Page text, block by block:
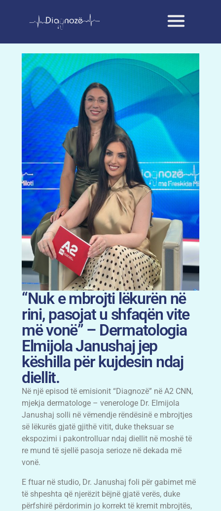
“Nuk e mbrojti lëkurën në
rini, pasojat u shfaqën vite
më vonë” – Dermatologia
Elmijola Janushaj jep
këshilla për kujdesin ndaj
diellit.
Në një episod të emisionit “Diagnozë” në A2 CNN,
mjekja dermatologe – venerologe Dr. Elmijola
Janushaj solli në vëmendje rëndësinë e mbrojtjes
së lëkurës gjatë gjithë vitit, duke theksuar se
ekspozimi i pakontrolluar ndaj diellit në moshë të
re mund të sjellë pasoja serioze në dekada më
vonë.
E ftuar në studio, Dr. Janushaj foli për gabimet më
të shpeshta që njerëzit bëjnë gjatë verës, duke
përfshirë përdorimin jo korrekt të kremit mbrojtës,